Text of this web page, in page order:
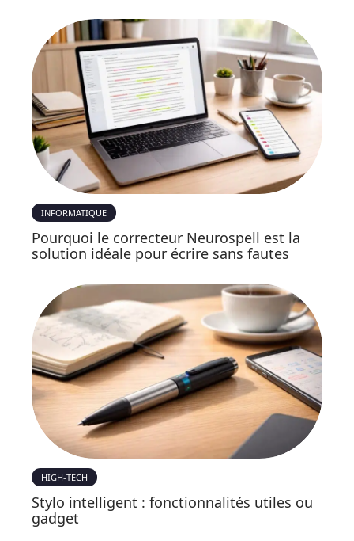
INFORMATIQUE
Pourquoi le correcteur Neurospell est la
solution idéale pour écrire sans fautes
HIGH-TECH
Stylo intelligent : fonctionnalités utiles ou
gadget